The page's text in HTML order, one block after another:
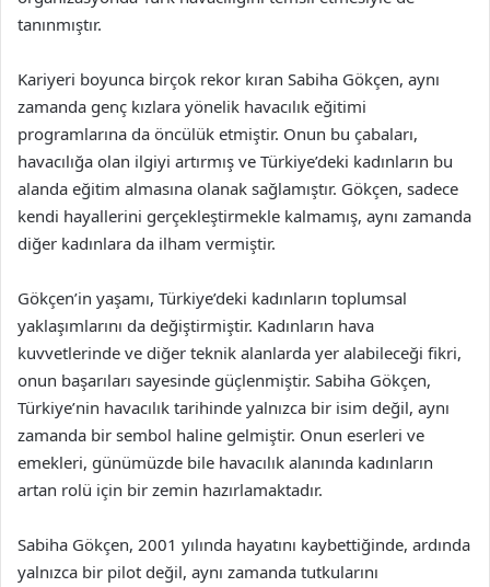
tanınmıştır.
Kariyeri boyunca birçok rekor kıran Sabiha Gökçen, aynı
zamanda genç kızlara yönelik havacılık eğitimi
programlarına da öncülük etmiştir. Onun bu çabaları,
havacılığa olan ilgiyi artırmış ve Türkiye’deki kadınların bu
alanda eğitim almasına olanak sağlamıştır. Gökçen, sadece
kendi hayallerini gerçekleştirmekle kalmamış, aynı zamanda
diğer kadınlara da ilham vermiştir.
Gökçen’in yaşamı, Türkiye’deki kadınların toplumsal
yaklaşımlarını da değiştirmiştir. Kadınların hava
kuvvetlerinde ve diğer teknik alanlarda yer alabileceği fikri,
onun başarıları sayesinde güçlenmiştir. Sabiha Gökçen,
Türkiye’nin havacılık tarihinde yalnızca bir isim değil, aynı
zamanda bir sembol haline gelmiştir. Onun eserleri ve
emekleri, günümüzde bile havacılık alanında kadınların
artan rolü için bir zemin hazırlamaktadır.
Sabiha Gökçen, 2001 yılında hayatını kaybettiğinde, ardında
yalnızca bir pilot değil, aynı zamanda tutkularını